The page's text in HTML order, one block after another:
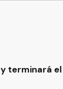
terminará el